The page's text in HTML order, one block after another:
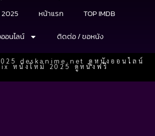
หน้าแรก
TOP IMDB
อนไลน์
ติดต่อ / ขอหนัง
deskanime.net ดูหนังออนไลน์
หนังใหม่ 2025 ดูหนังฟรี